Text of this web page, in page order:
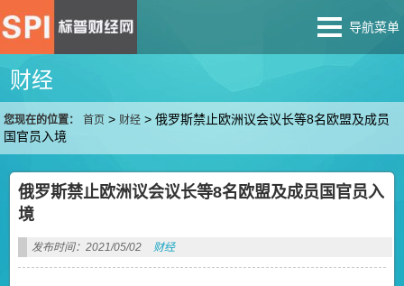
导航菜单
财经
您现在的位置： 首页 > 财经 >俄罗斯禁止欧洲议会议长等8名欧盟及成员
国官员入境
俄罗斯禁止欧洲议会议长等8名欧盟及成员国官员入
境
发布时间：2021/05/02 财经